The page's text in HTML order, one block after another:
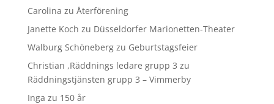
Carolina zu Återförening
Janette Koch zu Düsseldorfer Marionetten-Theater
Walburg Schönebergzu Geburtstagsfeier
Christian ,Räddnings ledare grupp 3 zu
Räddningstjänsten grupp 3 – Vimmerby
Inga zu 150 år